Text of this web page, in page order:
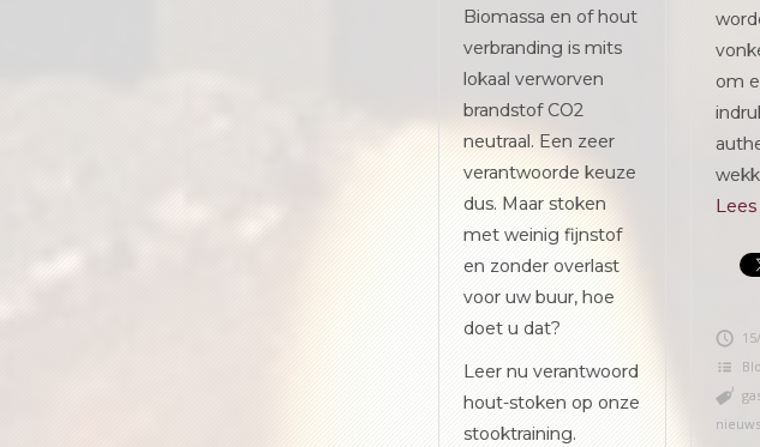
Biomassa en of hout
verbranding is mits
lokaal verworven
brandstof CO2
neutraal. Een zeer
verantwoorde keuze
dus. Maar stoken
met weinig fijnstof
en zonder overlast
voor uw buur, hoe
doet u dat?
Leer nu verantwoord
hout-stoken op onze
stooktraining.
om
nieuws